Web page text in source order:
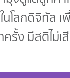
โลกดิจิทัล
รั้ง มีสติไม่เ